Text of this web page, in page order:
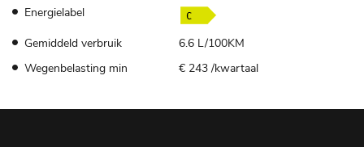
Energielabel
Gemiddeld verbruik
6.6 L/100KM
Wegenbelasting min
€ 243 /kwartaal